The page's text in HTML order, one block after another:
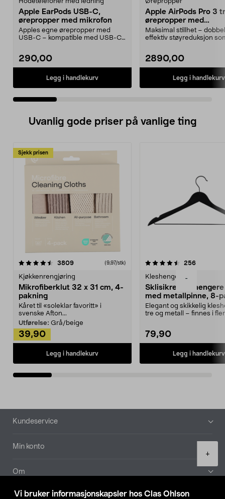
Vi bruker informasjonskapsler hos Clas Ohlson
-
+
Apple EarPods USB-C,
ørepropper med mikrofon
Apples egne ørepropper med
USB-C – kompatible med USB-C-
290,00
Legg i handlekurv
Apple AirPods Pro 3
ørepropper med
støyreduksjon
Maksimal stillhet –
effektiv støyreduksjon
2890,00
Legg i handlekurv
Uvanlig gode priser på vanlige ting
Sjekk prisen
3809anmeldelser(9,97/stk)
Kjøkkenrengjøring
Mikrofiberklut 32 x 31 cm, 4-
pakning
Kåret til «soleklar favoritt» i
svenske Afton...
Utførelse: Grå/beige
39,90
Legg i handlekurv
4.5av 5 stjerner 256
Kleshengere
Sklisikre
med metallpinne, 8-
Elegant og skikkelig
tre og metall – finnes i
79,90
Legg i handlekurv
4.5av 5 stjerner
Bunntekst
Kundeservice
Min konto
Om
Aktuelt